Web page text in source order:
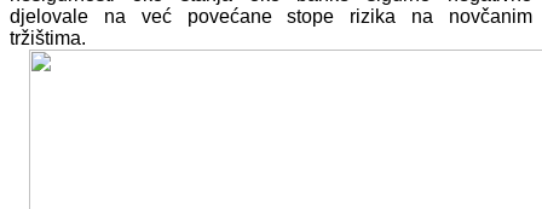
djelovale na već povećane stope rizika na novčanim
tržištima.